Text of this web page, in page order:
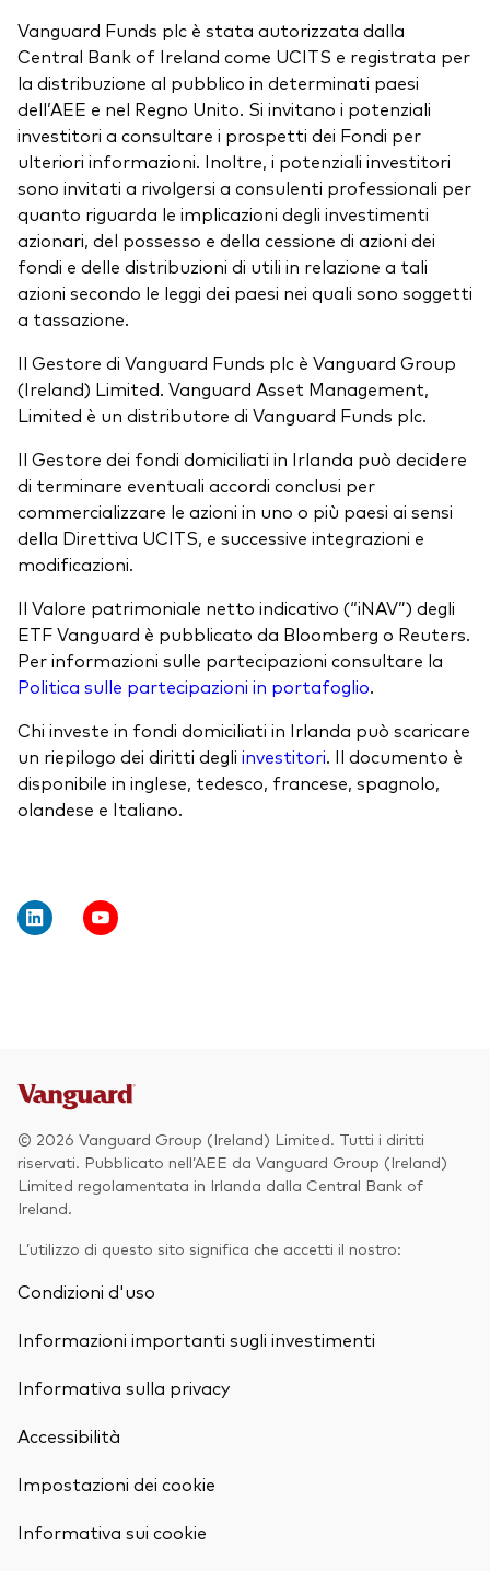
Vanguard Funds plc è stata autorizzata dalla
Central Bank of Ireland come UCITS e registrata per
la distribuzione al pubblico in determinati paesi
dell’AEE e nel Regno Unito. Si invitano i potenziali
investitori a consultare i prospetti dei Fondi per
ulteriori informazioni. Inoltre, i potenziali investitori
sono invitati a rivolgersi a consulenti professionali per
quanto riguarda le implicazioni degli investimenti
azionari, del possesso e della cessione di azioni dei
fondi e delle distribuzioni di utili in relazione a tali
azioni secondo le leggi dei paesi nei quali sono soggetti
a tassazione.
Il Gestore di Vanguard Funds plc è Vanguard Group
(Ireland) Limited. Vanguard Asset Management,
Limited è un distributore di Vanguard Funds plc.
Il Gestore dei fondi domiciliati in Irlanda può decidere
di terminare eventuali accordi conclusi per
commercializzare le azioni in uno o più paesi ai sensi
della Direttiva UCITS, e successive integrazioni e
modificazioni.
Il Valore patrimoniale netto indicativo (“iNAV”) degli
ETF Vanguard è pubblicato da Bloomberg o Reuters.
Per informazioni sulle partecipazioni consultare la
Politica sulle partecipazioni in portafoglio.
Chi investe in fondi domiciliati in Irlanda può scaricare
un riepilogo dei diritti degli investitori. Il documento è
disponibile in inglese, tedesco, francese, spagnolo,
olandese e Italiano.
© 2026 Vanguard Group (Ireland) Limited. Tutti i diritti
riservati. Pubblicato nell’AEE da Vanguard Group (Ireland)
Limited regolamentata in Irlanda dalla Central Bank of
Ireland.
L’utilizzo di questo sito significa che accetti il nostro:
Condizioni d'uso
Informazioni importanti sugli investimenti
Informativa sulla privacy
Accessibilità
Impostazioni dei cookie
Informativa sui cookie